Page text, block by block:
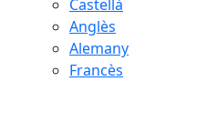
Castellà
Anglès
Alemany
Francès